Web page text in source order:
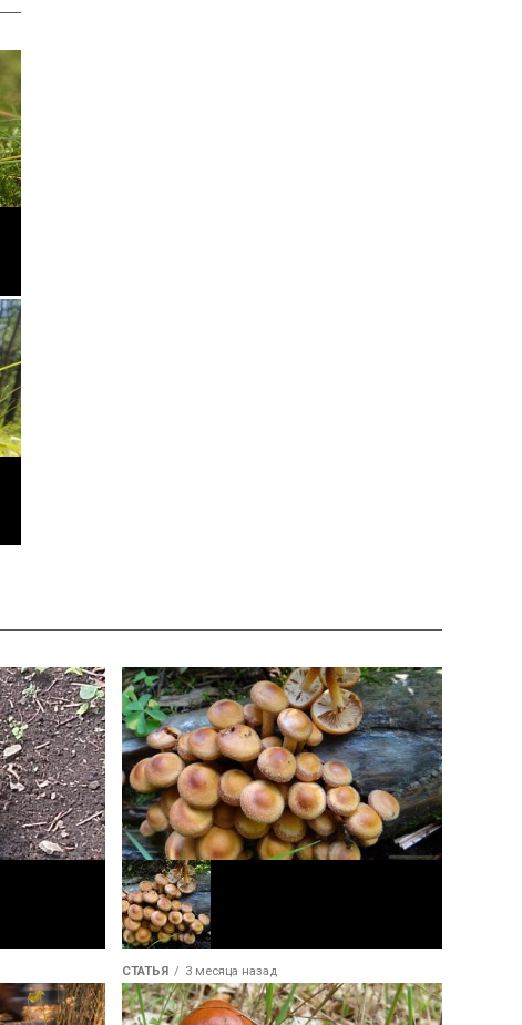
СТАТЬЯ 3 месяца назад
Опёнок летний: особенности, где и
когда искать гриб